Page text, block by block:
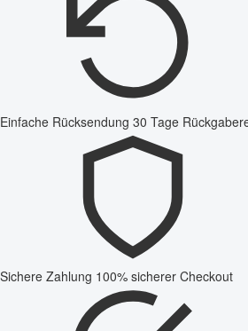
Einfache Rücksendung 30 Tage
Sichere Zahlung 100% sicherer Checkout